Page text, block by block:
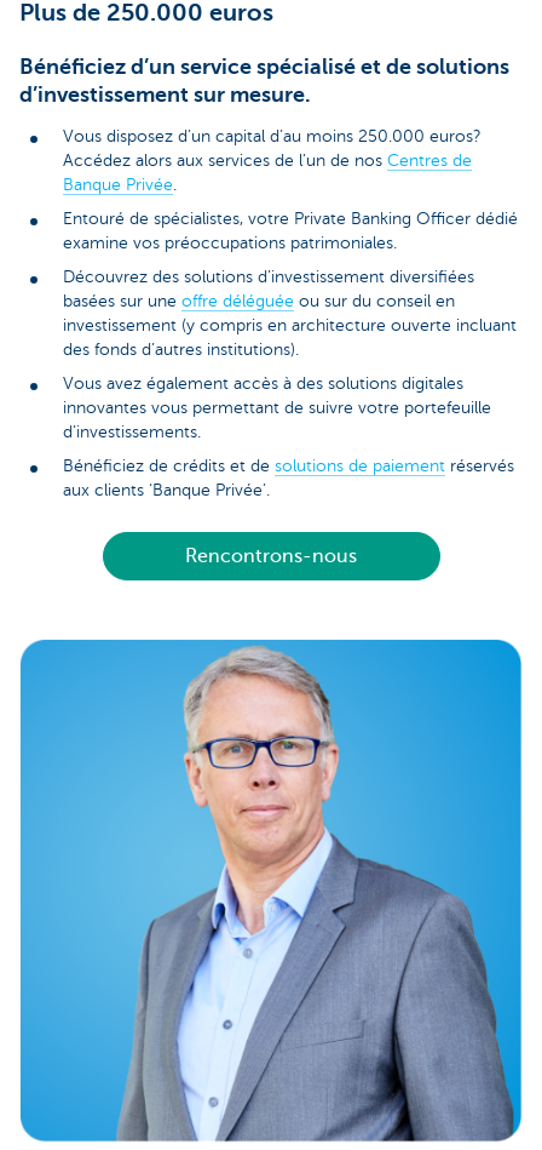
Plus de 250.000 euros
Bénéficiez d’un service spécialisé et de solutions
d’investissement sur mesure.
Vous disposez d’un capital d’au moins 250.000 euros?
Accédez alors aux services de l’un de nos Centres de
Banque Privée
Entouré de spécialistes, votre Private Banking Officer dédié
examine vos préoccupations patrimoniales.
Découvrez des solutions d’investissement diversifiées
basées sur une offre déléguée ou sur du conseil en
investissement (y compris en architecture ouverte incluant
des fonds d’autres institutions).
Vous avez également accès à des solutions digitales
innovantes vous permettant de suivre votre portefeuille
d’investissements.
Bénéficiez de crédits et de solutions de paiement réservés
aux clients ‘Banque Privée’.
Rencontrons-nous